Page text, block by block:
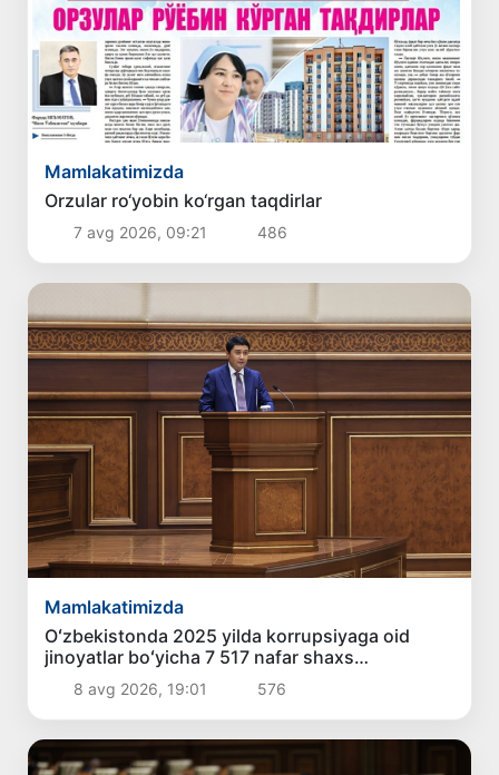
Mamlakatimizda
Orzular ro‘yobin ko‘rgan taqdirlar
7 avg 2026, 09:21 486
Mamlakatimizda
Oʻzbekistonda 2025 yilda korrupsiyaga oid
jinoyatlar boʻyicha 7 517 nafar shaxs
javobgarlikka tortilgan
8 avg 2026, 19:01 576